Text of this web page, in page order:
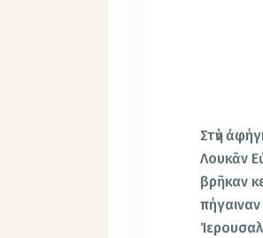
Στὴν
Λουκᾶν
βρῆκαν
πήγαιναν